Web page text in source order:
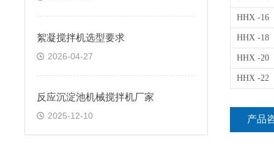
絮凝搅拌机选型要求
2026-04-27
反应沉淀池机械搅拌机厂家
2025-12-10
HHX -16
HHX -18
HHX -20
HHX -22
产品